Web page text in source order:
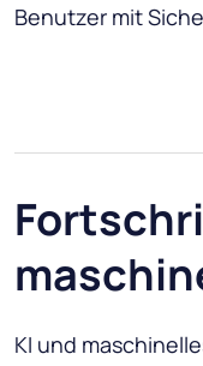
Benutzer mit
KI und